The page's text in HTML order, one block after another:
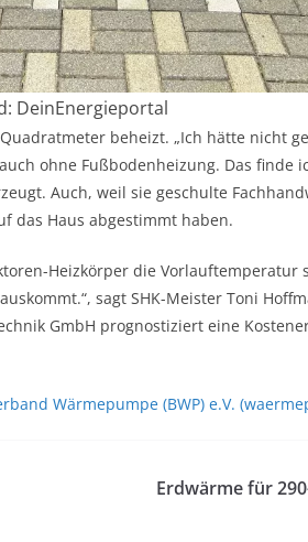
DeinEnergieportal
beheizt. „Ich hätte nicht
ohne Fußbodenheizung. Das finde
Auch, weil sie geschulte
das Haus abgestimmt haben.
Heizkörper die Vorlauftemperatur
sagt SHK-Meister Toni
GmbH prognostiziert eine
Wärmepumpe (BWP) e.V.
Erdwärme für